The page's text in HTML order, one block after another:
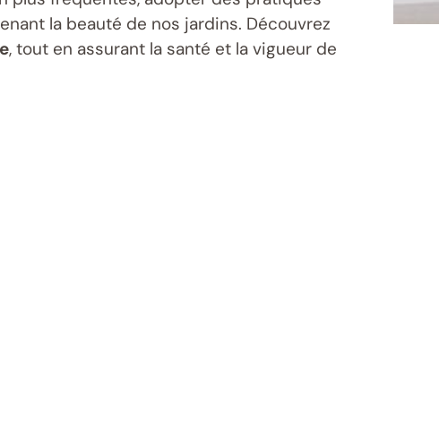
la beauté de nos jardins. Découvrez
, tout en assurant la santé et la vigueur de